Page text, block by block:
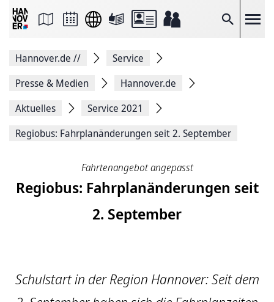
Suche
Seite
Facebook
teilen
Seitenlink
Seite
Hannover.de //
Service
Presse & Medien
Hannover.de
Aktuelles
Service 2021
Regiobus: Fahr­plan­änderungen seit 2. September
Fahrtenangebot angepasst
Regiobus: Fahr­plan­änderungen seit
2. September
Schulstart in der Region Hannover: Seit dem